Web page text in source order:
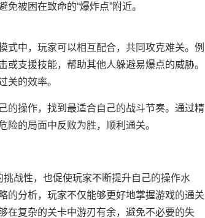
被困在致命的“爆炸点”附近。
式中，玩家可以相互配合，共同攻克难关。例
支援技能，帮助其他人躲避易爆点的威胁。
关的效率。
的操作，找到最适合自己的战斗节奏。通过精
的局面中反败为胜，顺利通关。
战性，也促使玩家不断提升自己的操作水
的分析，玩家不仅能够更好地掌握游戏的通关
在复杂的关卡中游刃有余，避免不必要的失